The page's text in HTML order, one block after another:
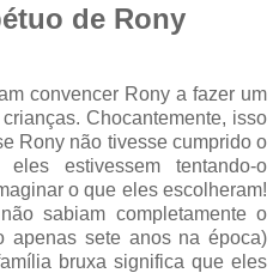
de Rony
convencer Rony a fazer um
Chocantemente, isso
Rony não tivesse cumprido o
estivessem tentando-o
o que eles escolheram!
sabiam completamente o
apenas sete anos na época)
bruxa significa que eles